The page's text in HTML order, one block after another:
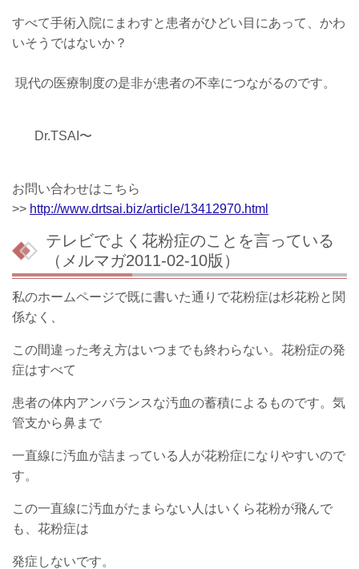
すべて手術入院にまわすと患者がひどい目にあって、かわ
いそうではないか？
現代の医療制度の是非が患者の不幸につながるのです。
Dr.TSAI〜
お問い合わせはこちら
>> http://www.drtsai.biz/article/13412970.html
テレビでよく花粉症のことを言っている
（メルマガ2011-02-10版）
私のホームページで既に書いた通りで花粉症は杉花粉と関
係なく、
この間違った考え方はいつまでも終わらない。花粉症の発
症はすべて
患者の体内アンバランスな汚血の蓄積によるものです。気
管支から鼻まで
一直線に汚血が詰まっている人が花粉症になりやすいので
す。
この一直線に汚血がたまらない人はいくら花粉が飛んで
も、花粉症は
発症しないです。